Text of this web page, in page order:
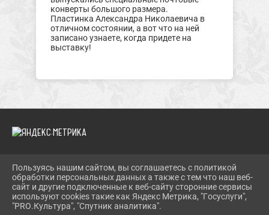
конверты большого размера.
Пластинка Александра Николаевича в
отличном состоянии, а вот что на ней
записано узнаете, когда придете на
выставку!
2026 Г. TROIMUZEI.RU
ВХОД
КАРТА САЙТА
ПОЛИТИКА ОБРАБОТКИ ПЕРСОНАЛЬНЫХ ДАННЫХ
Пользуясь нашим сайтом, вы соглашаетесь с политикой
обработки персональных данных а также с тем что наш веб-
сайт и другие подключенные к веб-сайту сторонние сервисы
используют cookies такие как Яндекс Метрика, "Госуслуги",
"PRO.Культура", "Спутник аналитика".